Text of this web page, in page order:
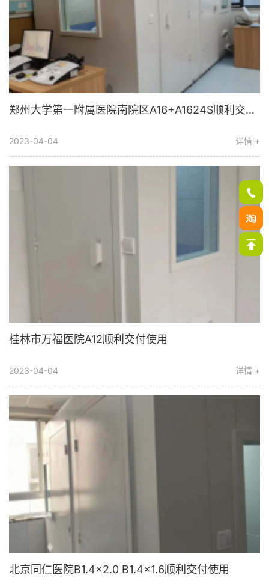
郑州大学第一附属医院南院区A16+A1624S顺利交付使用
2023-04-04 详情 +
桂林市万福医院A12顺利交付使用
2023-04-04 详情 +
北京同仁医院B1.4×2.0 B1.4×1.6顺利交付使用